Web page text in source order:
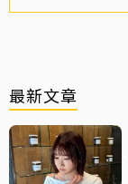
最新文章